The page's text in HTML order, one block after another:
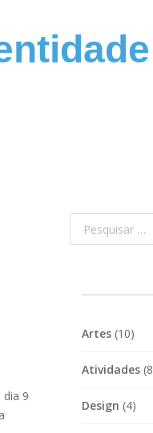
dia 9
Artes (10)
Atividades
Design (4)